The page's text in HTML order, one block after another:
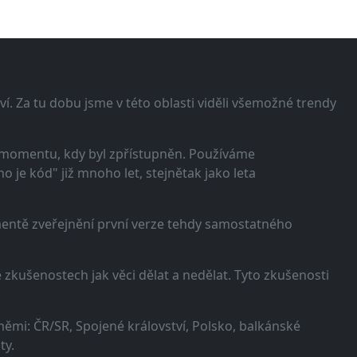
Za tu dobu jsme v této oblasti viděli všemožné trendy
kdy byl zpřístupněn. Používáme
je kód" již mnoho let, stejnětak jako leta
zveřejnění první verze tehdy samostatného
jak věci dělat a nedělat. Tyto zkušenosti
ČR/SR, Spojené království, Polsko, balkánské